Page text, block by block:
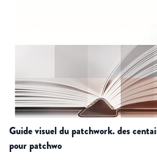
guide visuel du patchwork. des centaines de trucs et et d'astuces
pour patchwo